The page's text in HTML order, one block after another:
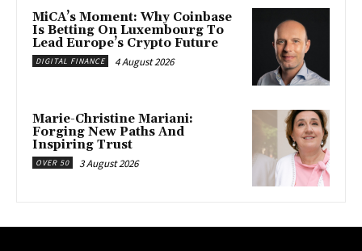
MiCA’s Moment: Why Coinbase
Is Betting On Luxembourg To
Lead Europe’s Crypto Future
DIGITAL FINANCE 4 August 2026
Marie-Christine Mariani:
Forging New Paths And
Inspiring Trust
OVER 50 3 August 2026